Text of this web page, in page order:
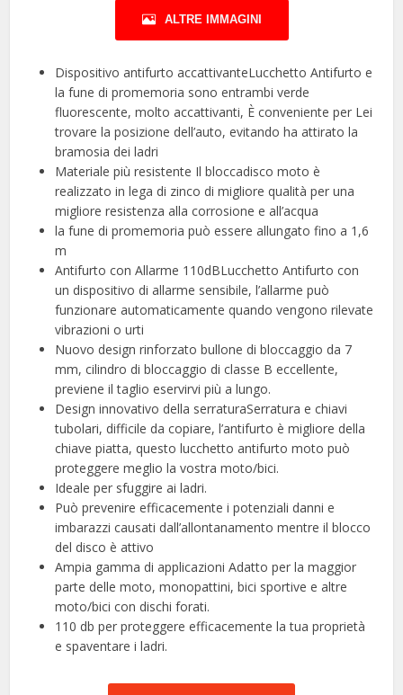
ALTRE IMMAGINI
Dispositivo antifurto accattivanteLucchetto Antifurto e
la fune di promemoria sono entrambi verde
fluorescente, molto accattivanti, È conveniente per Lei
trovare la posizione dell’auto, evitando ha attirato la
bramosia dei ladri
Materiale più resistente Il bloccadisco moto è
realizzato in lega di zinco di migliore qualità per una
migliore resistenza alla corrosione e all’acqua
la fune di promemoria può essere allungato fino a 1,6
m
Antifurto con Allarme 110dBLucchetto Antifurto con
un dispositivo di allarme sensibile, l’allarme può
funzionare automaticamente quando vengono rilevate
vibrazioni o urti
Nuovo design rinforzato bullone di bloccaggio da 7
mm, cilindro di bloccaggio di classe B eccellente,
previene il taglio eservirvi più a lungo.
Design innovativo della serraturaSerratura e chiavi
tubolari, difficile da copiare, l’antifurto è migliore della
chiave piatta, questo lucchetto antifurto moto può
proteggere meglio la vostra moto/bici.
Ideale per sfuggire ai ladri.
Può prevenire efficacemente i potenziali danni e
imbarazzi causati dall’allontanamento mentre il blocco
del disco è attivo
Ampia gamma di applicazioni Adatto per la maggior
parte delle moto, monopattini, bici sportive e altre
moto/bici con dischi forati.
110 db per proteggere efficacemente la tua proprietà
e spaventare i ladri.